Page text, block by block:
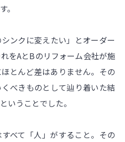
。
ンクに変えたい」とオーダー
をAとBのリフォーム会社が施
とんど差はありません。その
べきものとして辿り着いた結
いうことでした。
べて「人」がすること。その